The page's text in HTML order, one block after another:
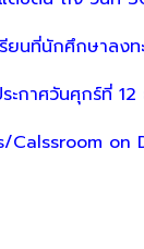
ยนที่นักศึกษาลง
ะกาศวันศุกร์ที่
Calssroom on